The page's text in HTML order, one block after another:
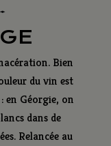
Bien
du vin est
en Géorgie, on
dans de
Relancée au